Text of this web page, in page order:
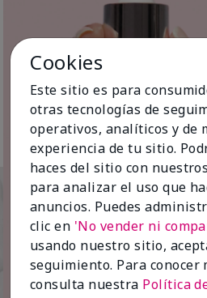
Cookies
Este sitio es para
otras tecnologías de
operativos, analíticos y de
experiencia de tu sitio.
haces del sitio con
para analizar el uso que
anuncios. Puedes
clic en 'No vender ni
usando nuestro sitio,
seguimiento. Para conocer
consulta nuestra Política